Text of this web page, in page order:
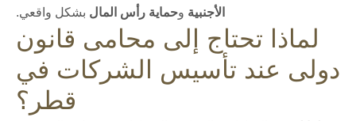
الأجنبية وحماية رأس المال بشكل واقعي.
لماذا تحتاج إلى محامى قانون
دولى عند تأسيس الشركات في
قطر؟